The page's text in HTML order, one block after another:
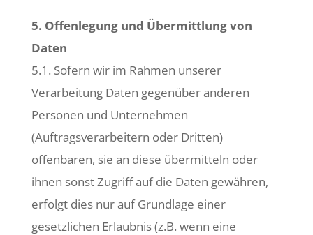
5. Offenlegung und Übermittlung von
Daten
5.1. Sofern wir im Rahmen unserer
Verarbeitung Daten gegenüber anderen
Personen und Unternehmen
(Auftragsverarbeitern oder Dritten)
offenbaren, sie an diese übermitteln oder
ihnen sonst Zugriff auf die Daten gewähren,
erfolgt dies nur auf Grundlage einer
gesetzlichen Erlaubnis (z.B. wenn eine